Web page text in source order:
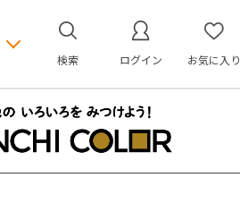
検索 ログイン お気に入り